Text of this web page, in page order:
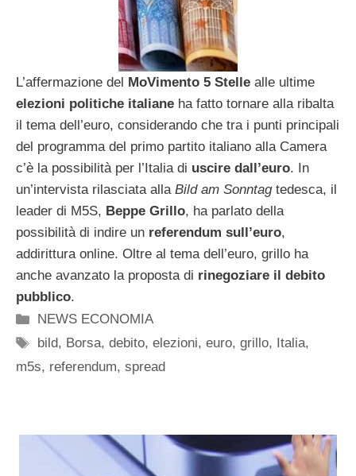
L’affermazione del MoVimento 5 Stelle alle ultime
elezioni politiche italiane ha fatto tornare alla ribalta
il tema dell’euro, considerando che tra i punti principali
del programma del primo partito italiano alla Camera
c’è la possibilità per l’Italia di uscire dall’euro. In
un’intervista rilasciata alla Bild am Sonntag tedesca, il
leader di M5S, Beppe Grillo, ha parlato della
possibilità di indire un referendum sull’euro,
addirittura online. Oltre al tema dell’euro, grillo ha
anche avanzato la proposta di rinegoziare il debito
pubblico.
Categorie
NEWS ECONOMIA
Tag
bild, Borsa,debito,elezioni,euro,grillo, Italia,
m5s, referendum, spread